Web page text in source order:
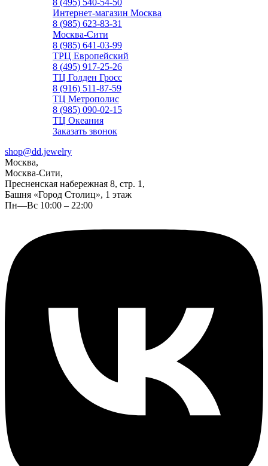
8 (495) 540-54-50
Интернет-магазин Москва
8 (985) 623-83-31
Москва-Сити
8 (985) 641-03-99
ТРЦ Европейский
8 (495) 917-25-26
ТЦ Голден Гросс
8 (916) 511-87-59
ТЦ Метрополис
8 (985) 090-02-15
ТЦ Океания
Заказать звонок
shop@dd.jewelry
Москва,
Москва-Сити,
Пресненская набережная 8, стр. 1,
Башня «Город Столиц», 1 этаж
Пн—Вс 10:00 – 22:00